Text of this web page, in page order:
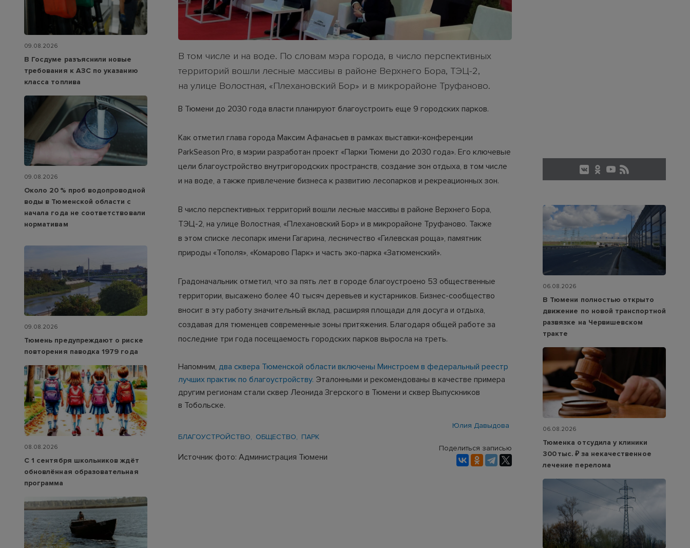
В том числе и на воде. По словам мэра города, в число перспективных
территорий вошли лесные массивы в районе Верхнего Бора, ТЭЦ-2,
на улице Волостная, «Плехановский Бор» и в микрорайоне Труфаново.
В Тюмени до 2030 года власти планируют благоустроить еще 9 городских парков.
Как отметил глава города Максим Афанасьев в рамках выставки-конференции
ParkSeason Pro, в мэрии разработан проект «Парки Тюмени до 2030 года». Его ключевые
цели благоустройство внутригородских пространств, создание зон отдыха, в том числе
и на воде, а также привлечение бизнеса к развитию лесопарков и рекреационных зон.
В число перспективных территорий вошли лесные массивы в районе Верхнего Бора,
ТЭЦ-2, на улице Волостная, «Плехановский Бор» и в микрорайоне Труфаново. Также
в этом списке лесопарк имени Гагарина, лесничество «Гилевская роща», памятник
природы «Тополя», «Комарово Парк» и часть эко-парка «Затюменский».
Градоначальник отметил, что за пять лет в городе благоустроено 53 общественные
территории, высажено более 40 тысяч деревьев и кустарников. Бизнес-сообщество
вносит в эту работу значительный вклад, расширяя площади для досуга и отдыха,
создавая для тюменцев современные зоны притяжения. Благодаря общей работе за
последние три года посещаемость городских парков выросла на треть.
Напомним, два сквера Тюменской области включены Минстроем в федеральный реестр
лучших практик по благоустройству. Эталонными и рекомендованы в качестве примера
другим регионам стали сквер Леонида Згерского в Тюмени и сквер Выпускников
в Тобольске.
Юлия Давыдова
БЛАГОУСТРОЙСТВО
ОБЩЕСТВО ПАРК
Источник фото: Администрация Тюмени
Поделиться записью
09.08.2026
В Госдуме разъяснили новые
требования к АЗС по указанию
класса топлива
09.08.2026
Около 20 % проб водопроводной
воды в Тюменской области с
начала года не соответствовали
нормативам
09.08.2026
Тюмень предупреждают о риске
повторения паводка 1979 года
08.08.2026
С 1 сентября школьников ждёт
обновлённая образовательная
программа
06.08.2026
В Тюмени полностью открыто
движение по новой транспортной
развязке на Червишевском
тракте
06.08.2026
Тюменка отсудила у клиники
300 тыс. ₽ за некачественное
лечение перелома